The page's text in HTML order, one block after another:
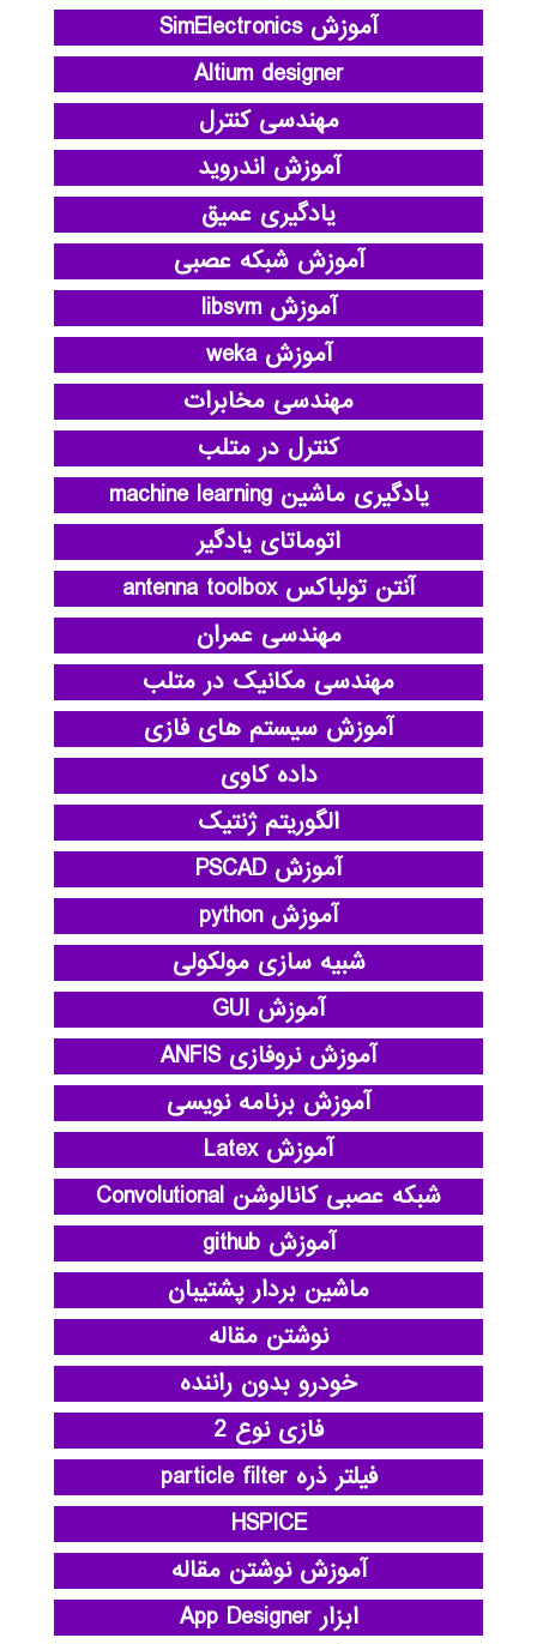
آموزش SimElectronics
Altium designer
مهندسی کنترل
آموزش اندروید
یادگیری عمیق
آموزش شبکه عصبی
آموزش libsvm
آموزش weka
مهندسی مخابرات
کنترل در متلب
یادگیری ماشین machine learning
اتوماتای یادگیر
آنتن تولباکس antenna toolbox
مهندسی عمران
مهندسی مکانیک در متلب
آموزش سیستم های فازی
داده کاوی
الگوریتم ژنتیک
آموزش PSCAD
آموزش python
شبیه سازی مولکولی
آموزش GUI
آموزش نروفازی ANFIS
آموزش برنامه نویسی
آموزش Latex
شبکه عصبی کانالوشن Convolutional
آموزش github
ماشین بردار پشتیبان
نوشتن مقاله
خودرو بدون راننده
فازی نوع 2
فیلتر ذره particle filter
HSPICE
آموزش نوشتن مقاله
ابزار App Designer